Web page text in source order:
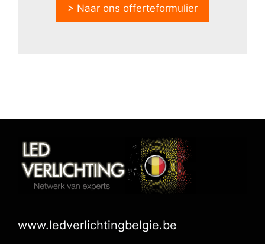
> Naar ons offerteformulier
www.ledverlichtingbelgie.be